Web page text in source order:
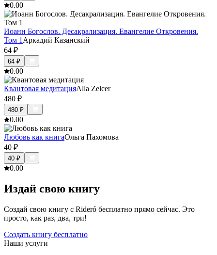
0.00
Иоанн Богослов. Десакрализация. Евангелие Откровения.
Том 1 Аркадий Казанский
64 ₽
64 ₽
0.00
Квантовая медитацияAlla Zelcer
480 ₽
480 ₽
0.00
Любовь как книгаОльга Пахомова
40 ₽
40 ₽
0.00
Издай свою книгу
Создай свою книгу с Rideró бесплатно прямо сейчас. Это
просто, как раз, два, три!
Создать книгу бесплатно
Наши услуги